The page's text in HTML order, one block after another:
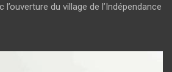
du village de l’Indépendance